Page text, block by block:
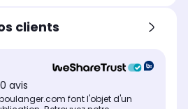
Parois froides
clients
avis
font l'objet d'un